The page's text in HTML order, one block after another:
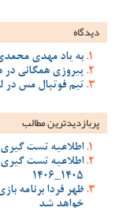
دیدگاه
به یاد مهدی محمدی
پیروزی همگانی
تیم فوتبال مس در لیگ برتر
پربازدیدترین‌ مطالب
اطلاعیه تست گیری
اطلاعیه تست
1405_1406
ظهر فردا برنامه
خواهد شد